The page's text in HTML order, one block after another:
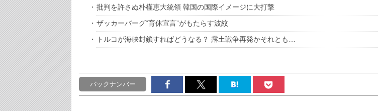
批判を許さぬ朴槿恵大統領 韓国の国際イメージに大打撃
ザッカーバーグ“育休宣言”がもたらす波紋
トルコが海峡封鎖すればどうなる？ 露土戦争再発かそれとも…
バックナンバー